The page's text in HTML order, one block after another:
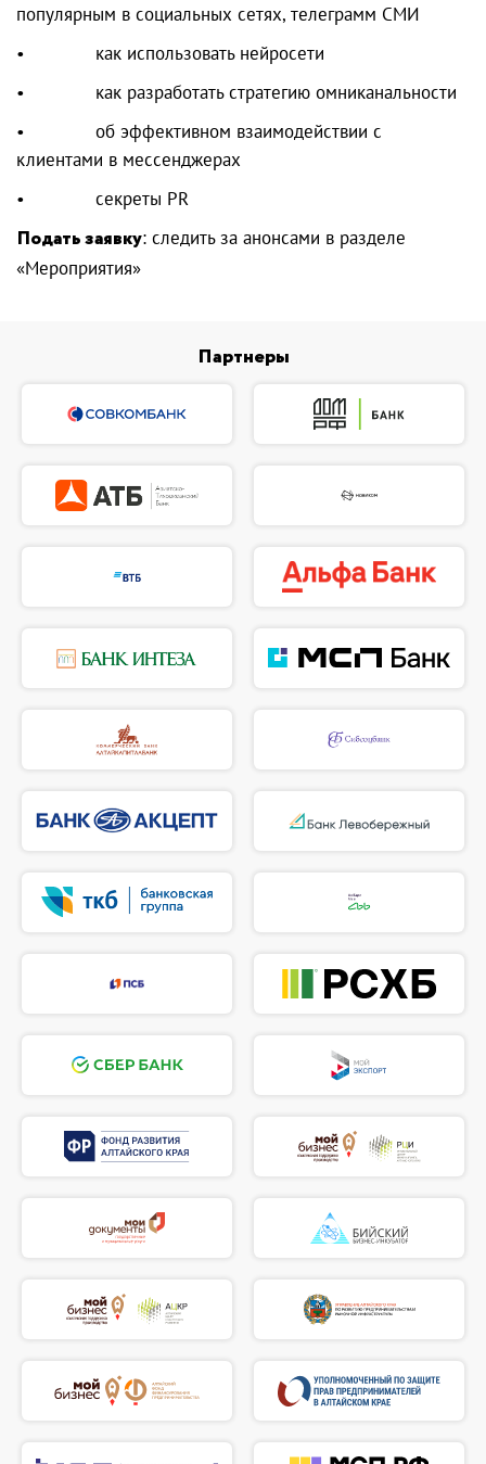
популярным в социальных сетях, телеграмм СМИ
• как использовать нейросети
• как разработать стратегию омниканальности
• об эффективном взаимодействии с
клиентами в мессенджерах
• секреты PR
Подать заявку: следить за анонсами в разделе
«Мероприятия»
Партнеры